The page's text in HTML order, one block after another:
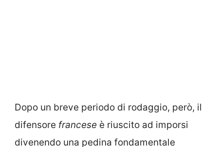
Dopo un breve periodo di rodaggio, però, il
difensore francese è riuscito ad imporsi
divenendo una pedina fondamentale